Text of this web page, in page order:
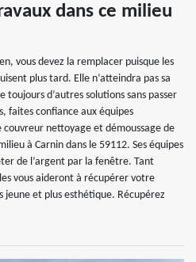
dans ce milieu
vous devez la remplacer puisque les
plus tard. Elle n’atteindra pas sa
toujours d’autres solutions sans passer
faites confiance aux équipes
couvreur nettoyage et démoussage de
à Carnin dans le 59112. Ses équipes
de l’argent par la fenêtre. Tant
vous aideront à récupérer votre
et plus esthétique. Récupérez